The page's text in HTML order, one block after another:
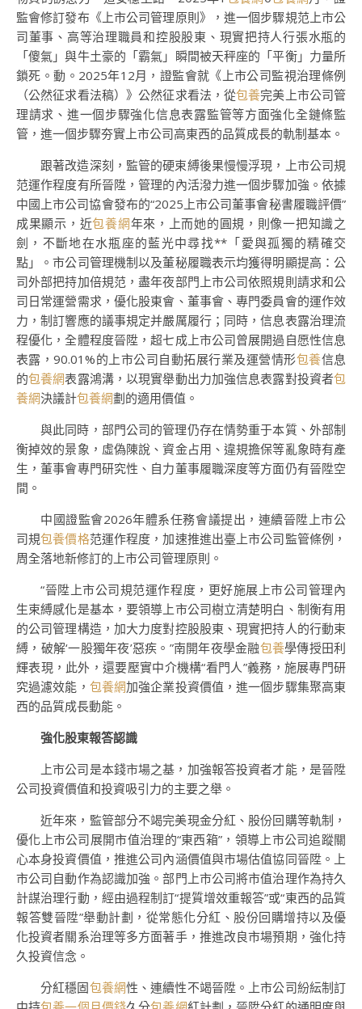
監會修訂發布《上市公司管理原則》，進一個步驟規范上市公
司董事、高等治理職員和控股股東、現實把持人行張水瓶的
「傻氣」與牛土豪的「霸氣」瞬間被天秤座的「平衡」力量所
鎖死。動。2025年12月，證監會就《上市公司監視治理條例
（公然征求看法稿）》公然征求看法，從包養完美上市公司管
理請求、進一個步驟強化信息表露監管等方面強化全鏈條監
管，進一個步驟夯實上市公司高東西的品質成長的軌制基本。
跟著改造深刻，監管的硬束縛後果慢慢浮現，上市公司規
范運作程度有所晉陞，管理的內活潑力進一個步驟加強。依據
中國上市公司協會發布的“2025上市公司董事會秘書履職評價”
成果顯示，近包養網年來，上而她的圓規，則像一把知識之
劍，不斷地在水瓶座的藍光中尋找**「愛與孤獨的精確交
點」。市公司管理機制以及董秘履職表示均獲得明顯提高：公
司外部把持加倍規范，盡年夜部門上市公司依照規則請求和公
司日常運營需求，優化股東會、董事會、專門委員會的運作效
力，制訂響應的議事規定并嚴厲履行；同時，信息表露治理流
程優化，全體程度晉陞，超七成上市公司曾展開過自愿性信息
表露，90.01%的上市公司自動拓展行業及運營情形包養信息
的包養網表露鴻溝，以現實舉動出力加強信息表露對投資者包
養網決議計包養網劃的適用價值。
與此同時，部門公司的管理仍存在情勢重于本質、外部制
衡掉效的景象，虛偽陳說、資金占用、違規擔保等亂象時有產
生，董事會專門研究性、自力董事履職深度等方面仍有晉陞空
間。
中國證監會2026年體系任務會議提出，連續晉陞上市公
司規包養價格范運作程度，加速推進出臺上市公司監管條例，
周全落地新修訂的上市公司管理原則。
“晉陞上市公司規范運作程度，更好施展上市公司管理內
生束縛感化是基本，要領導上市公司樹立清楚明白、制衡有用
的公司管理構造，加大力度對控股股東、現實把持人的行動束
縛，破解‘一股獨年夜’惡疾。”南開年夜學金融包養學傳授田利
輝表現，此外，還要壓實中介機構“看門人”義務，施展專門研
究過濾效能， 包養網加強企業投資價值，進一個步驟集聚高東
西的品質成長動能。
強化股東報答認識
上市公司是本錢市場之基，加強報答投資者才能，是晉陞
公司投資價值和投資吸引力的主要之舉。
近年來，監管部分不竭完美現金分紅、股份回購等軌制，
優化上市公司展開市值治理的“東西箱”，領導上市公司追蹤關
心本身投資價值，推進公司內涵價值與市場估值協同晉陞。上
市公司自動作為認識加強。部門上市公司將市值治理作為持久
計謀治理行動，經由過程制訂“提質增效重報答”或“東西的品質
報答雙晉陞”舉動計劃，從常態化分紅、股份回購增持以及優
化投資者關系治理等多方面著手，推進改良市場預期，強化持
久投資信念。
分紅穩固包養網性、連續性不竭晉陞。上市公司紛紜制訂